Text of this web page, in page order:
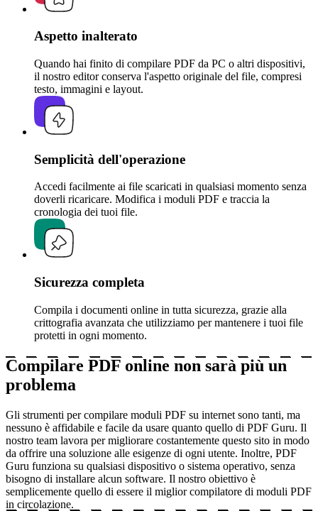
Aspetto inalterato
Quando hai finito di compilare PDF da PC o altri dispositivi,
il nostro editor conserva l'aspetto originale del file, compresi
testo, immagini e layout.
Semplicità dell'operazione
Accedi facilmente ai file scaricati in qualsiasi momento senza
doverli ricaricare. Modifica i moduli PDF e traccia la
cronologia dei tuoi file.
Sicurezza completa
Compila i documenti online in tutta sicurezza, grazie alla
crittografia avanzata che utilizziamo per mantenere i tuoi file
protetti in ogni momento.
Compilare PDF online non sarà più un
problema
Gli strumenti per compilare moduli PDF su internet sono tanti, ma
nessuno è affidabile e facile da usare quanto quello di PDF Guru. Il
nostro team lavora per migliorare costantemente questo sito in modo
da offrire una soluzione alle esigenze di ogni utente. Inoltre, PDF
Guru funziona su qualsiasi dispositivo o sistema operativo, senza
bisogno di installare alcun software. Il nostro obiettivo è
semplicemente quello di essere il miglior compilatore di moduli PDF
in circolazione.